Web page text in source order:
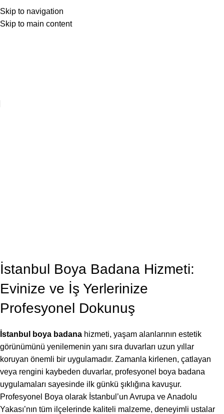
Skip to navigation
Skip to main content
İstanbul Boya Badana Hizmeti:
Evinize ve İş Yerlerinize
Profesyonel Dokunuş
İstanbul boya badana hizmeti, yaşam alanlarının estetik
görünümünü yenilemenin yanı sıra duvarları uzun yıllar
koruyan önemli bir uygulamadır. Zamanla kirlenen, çatlayan
veya rengini kaybeden duvarlar, profesyonel boya badana
uygulamaları sayesinde ilk günkü şıklığına kavuşur.
Profesyonel Boya olarak İstanbul’un Avrupa ve Anadolu
Yakası’nın tüm ilçelerinde kaliteli malzeme, deneyimli ustalar